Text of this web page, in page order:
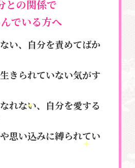
との関係で
でいる方へ
い、自分を責めてばか
きられていない気がす
れない、自分を愛する
思い込みに縛られてい